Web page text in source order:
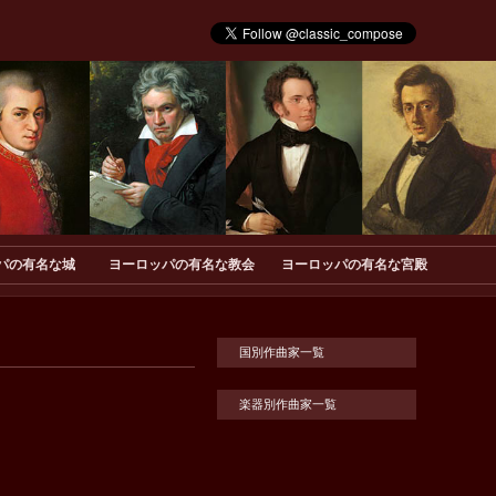
の有名な城 ヨーロッパの有名な教会 ヨーロッパの有名な宮殿
国別作曲家一覧
楽器別作曲家一覧